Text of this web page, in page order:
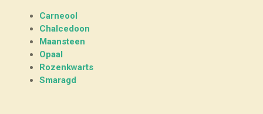
Carneool
Chalcedoon
Maansteen
Opaal
Rozenkwarts
Smaragd